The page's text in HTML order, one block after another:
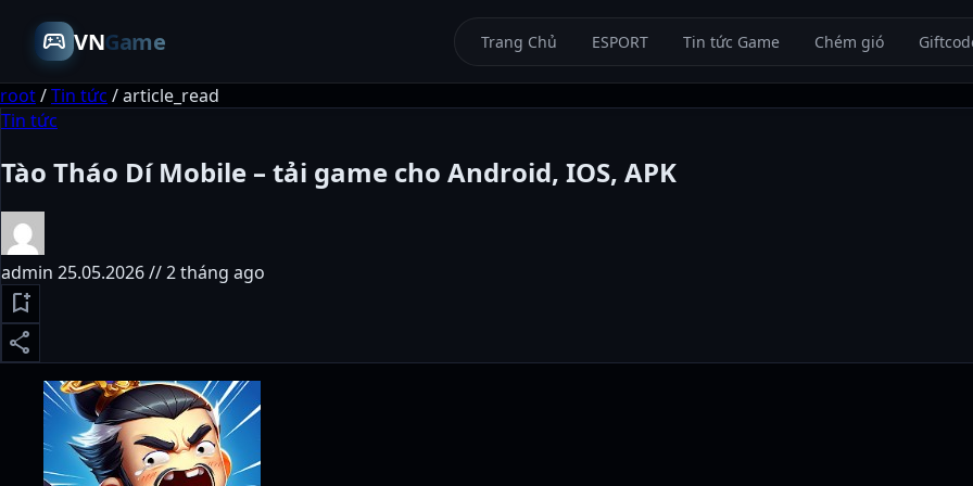
sports_esports VNGame Trang Chủ ESPORT Tin tức Game Chém gió
root/Tin tức /article_read
Tin tức
Tào Tháo Dí Mobile – tải game cho Android, IOS, APK
admin 25.05.2026 // 2 tháng ago
bookmark_add
share